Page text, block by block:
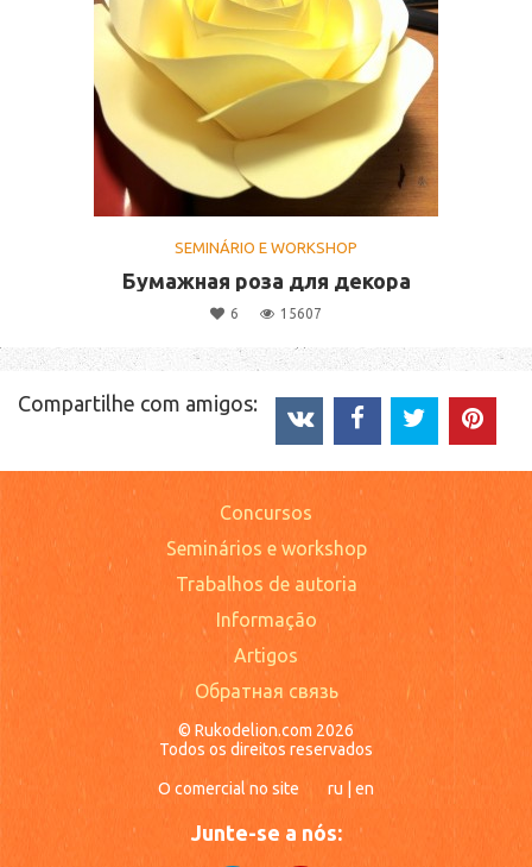
SEMINÁRIO E WORKSHOP
Бумажная роза для декора
6 15607
Compartilhe com amigos:
Concursos
Seminários e workshop
Trabalhos de autoria
Informação
Artigos
Обратная связь
© Rukodelion.com 2026
Todos os direitos reservados
O comercial no site ru en
Junte-se a nós: